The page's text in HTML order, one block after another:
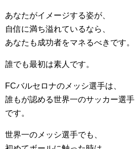
あなたがイメージする姿が、
自信に満ち溢れているなら、
あなたも成功者をマネるべきです。
誰でも最初は素人です。
FCバルセロナのメッシ選手は、
誰もが認める世界一のサッカー選手
です。
世界一のメッシ選手でも、